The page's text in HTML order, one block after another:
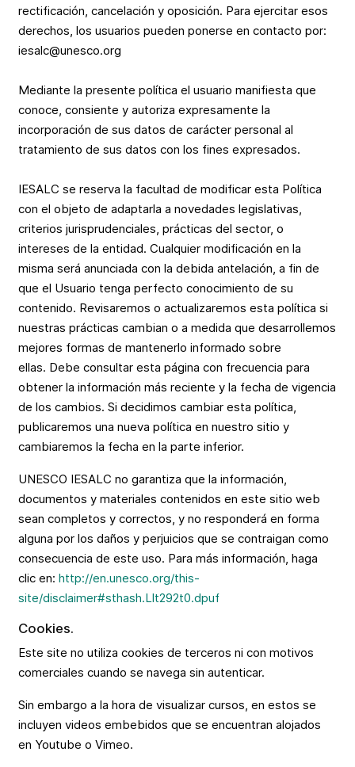
rectificación, cancelación y oposición. Para ejercitar esos
derechos, los usuarios pueden ponerse en contacto por:
iesalc@unesco.org
Mediante la presente política el usuario manifiesta que
conoce, consiente y autoriza expresamente la
incorporación de sus datos de carácter personal al
tratamiento de sus datos con los fines expresados.
IESALC se reserva la facultad de modificar esta Política
con el objeto de adaptarla a novedades legislativas,
criterios jurisprudenciales, prácticas del sector, o
intereses de la entidad. Cualquier modificación en la
misma será anunciada con la debida antelación, a fin de
que el Usuario tenga perfecto conocimiento de su
contenido. Revisaremos o actualizaremos esta política si
nuestras prácticas cambian o a medida que desarrollemos
mejores formas de mantenerlo informado sobre
ellas. Debe consultar esta página con frecuencia para
obtener la información más reciente y la fecha de vigencia
de los cambios. Si decidimos cambiar esta política,
publicaremos una nueva política en nuestro sitio y
cambiaremos la fecha en la parte inferior.
UNESCO IESALC no garantiza que la información,
documentos y materiales contenidos en este sitio web
sean completos y correctos, y no responderá en forma
alguna por los daños y perjuicios que se contraigan como
consecuencia de este uso. Para más información, haga
clic en: http://en.unesco.org/this-
site/disclaimer#sthash.Llt292t0.dpuf
Cookies.
Este site no utiliza cookies de terceros ni con motivos
comerciales cuando se navega sin autenticar.
Sin embargo a la hora de visualizar cursos, en estos se
incluyen videos embebidos que se encuentran alojados
en Youtube o Vimeo.